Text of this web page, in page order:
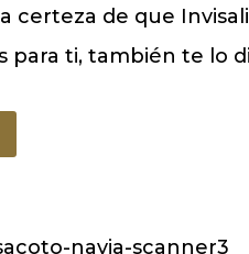
certeza de que
para ti, también te lo